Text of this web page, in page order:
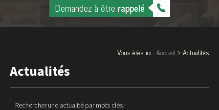
Demandez à être rappelé
Vous êtes ici :Accueil > Actualités
Actualités
Rechercher une actualité par mots clés :